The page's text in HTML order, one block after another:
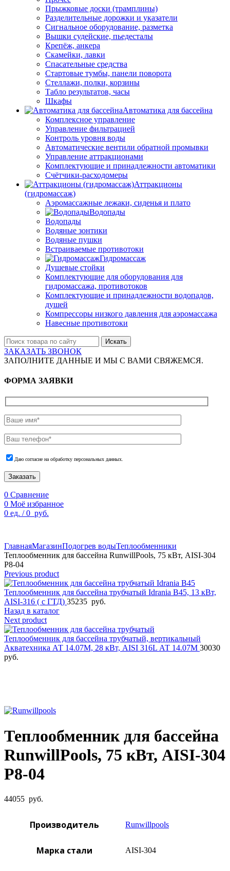
Прыжковые доски (трамплины)
Разделительные дорожки и указатели
Cигнальное оборудование, разметка
Вышки судейские, пьедесталы
Крепёж, анкера
Скамейки, лавки
Спасательные средства
Стартовые тумбы, панели поворота
Стеллажи, полки, корзины
Табло результатов, часы
Шкафы
Автоматика для бассейна
Комплексное управление
Управление фильтрацией
Контроль уровня воды
Автоматические вентили обратной промывки
Управление аттракционами
Комплектующие и принадлежности автоматики
Счётчики-расходомеры
Аттракционы
(гидромассаж)
Аэромассажные лежаки, сиденья и плато
Водопады
Водопады
Водяные зонтики
Водяные пушки
Встраиваемые противотоки
Гидромассаж
Душевые стойки
Комплектующие для оборудования для
гидромассажа, противотоков
Комплектующие и принадлежности водопадов,
душей
Компрессоры низкого давления для аэромассажа
Навесные противотоки
Искать
ЗАКАЗАТЬ ЗВОНОК
ЗАПОЛНИТЕ ДАННЫЕ И МЫ С ВАМИ СВЯЖЕМСЯ.
ФОРМА ЗАЯВКИ
Даю согласие на обработку персональных данных.
Заказать
0 Сравнение
0 Моё избранное
0 ед. / 0 руб.
ГлавнаяМагазинПодогрев водыТеплообменники
Теплообменник для бассейна RunwillPools, 75 кВт, AISI-304
Р8-04
Previous product
Теплообменник для бассейна трубчатый Idrania B45, 13 кВт,
AISI-316 ( с ГТД) 35235 руб.
Назад в каталог
Next product
Теплообменник для бассейна трубчатый, вертикальный
Акватехника АТ 14.07М, 28 кВт, AISI 316L АТ 14.07М 30030
руб.
Теплообменник для бассейна
RunwillPools, 75 кВт, AISI-304
Р8-04
44055 руб.
Производитель Runwillpools
Марка стали AISI-304